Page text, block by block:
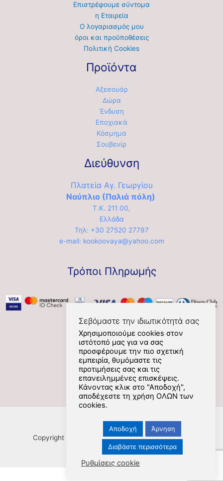
Επιστρέφουμε σύντομα
η Εταιρεία
Ο λογαριασμός μου
όροι και προϋποθέσεις
Πολιτική Cookies
Προϊόντα
Αξεσουάρ
Δώρα
Ένδυση
Εποχιακά
Κόσμημα
Σουβενίρ
Διεύθυνση
Πλατεία Αγ. Γεωργίου
Ναύπλιο (Παλιά πόλη)
Τ.Κ. 211 00,
Ελλάδα
Τηλ: +30 27520 27797
e-mail: kookoovaya@yahoo.com
Τρόποι Πληρωμής
Social
Copyright [Nafplios] [2021] [kookoovaya.online] |
Σεβόμαστε την ιδιωτικότητά σας
Χρησιμοποιούμε cookies στον
ιστότοπό μας για να σας
προσφέρουμε την πιο σχετική
εμπειρία, θυμόμαστε τις
προτιμήσεις σας και τις
επανειλημμένες επισκέψεις.
Κάνοντας κλικ στο "Αποδοχή",
αποδέχεστε τη χρήση ΟΛΩΝ των
cookies.
Αποδοχή Άρνηση
Διαβάστε περισσότερα
Ρυθμίσεις cookie